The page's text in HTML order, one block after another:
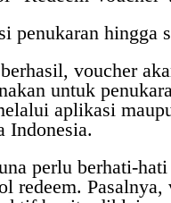
penukaran hingga
voucher
untuk
aplikasi
Indonesia.
perlu berhati-
redeem. Pasalnya,